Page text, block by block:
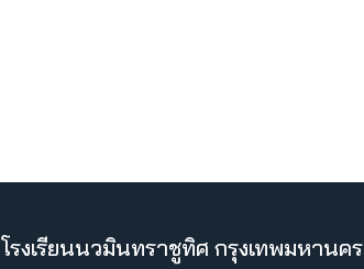
โรงเรียนนวมินทราชูทิศ กรุงเทพมหานคร